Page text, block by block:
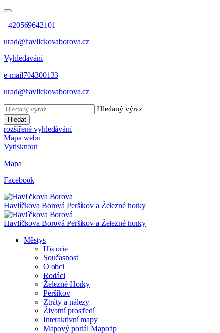
+420569642101
urad@havlickovaborova.cz
Vyhledávání
e-mail704300133
urad@havlickovaborova.cz
Hledaný výraz
Hledat
rozšířené vyhledávání
Mapa webu
Vytisknout
Mapa
Facebook
Havlíčkova Borová Peršíkov a Železné horky
Havlíčkova Borová Peršíkov a Železné horky
Městys
Historie
Současnost
O obci
Rodáci
Železné Horky
Peršíkov
Ztráty a nálezy
Životní prostředí
Interaktivní mapy
Mapový portál Mapotip